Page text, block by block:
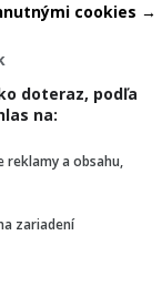
dvojica pôsobila
Flowers Era.
doteraz, podľa
na:
reklamy a obsahu,
zariadení
cookies →